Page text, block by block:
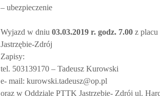
– ubezpieczenie
Wyjazd w dniu 03.03.2019 r. godz. 7.00z placu
Jastrzębie-Zdrój
Zapisy:
tel. 503139170 – Tadeusz Kurowski
e- mail: kurowski.tadeusz@op.pl
oraz w Oddziale PTTK Jastrzębie- Zdrój ul.